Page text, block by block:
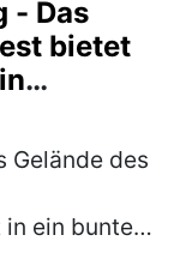
(mehr)
- Das
bietet
Gelände des
ein buntes